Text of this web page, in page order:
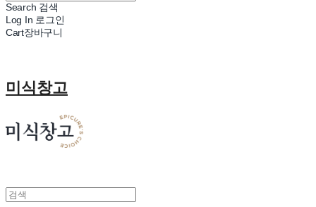
Search 검색
Log In 로그인
Cart장바구니
미식창고